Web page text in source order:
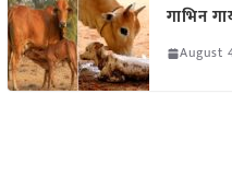
गाभिन
August